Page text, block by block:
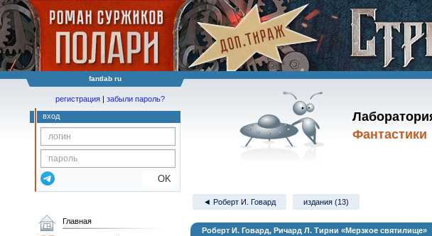
fantlab ru
Фантастики
регистрация | забыли пароль?
вход
OK
◄ Роберт И. Говард издания (13)
Роберт И. Говард, Ричард Л. Тирни «Мерзкое святилище»
Главная